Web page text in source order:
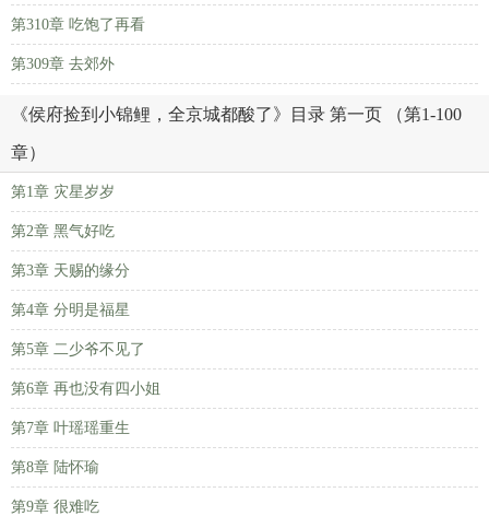
第310章 吃饱了再看
第309章 去郊外
《侯府捡到小锦鲤，全京城都酸了》目录 第一页 （第1-100
章）
第1章 灾星岁岁
第2章 黑气好吃
第3章 天赐的缘分
第4章 分明是福星
第5章 二少爷不见了
第6章 再也没有四小姐
第7章 叶瑶瑶重生
第8章 陆怀瑜
第9章 很难吃